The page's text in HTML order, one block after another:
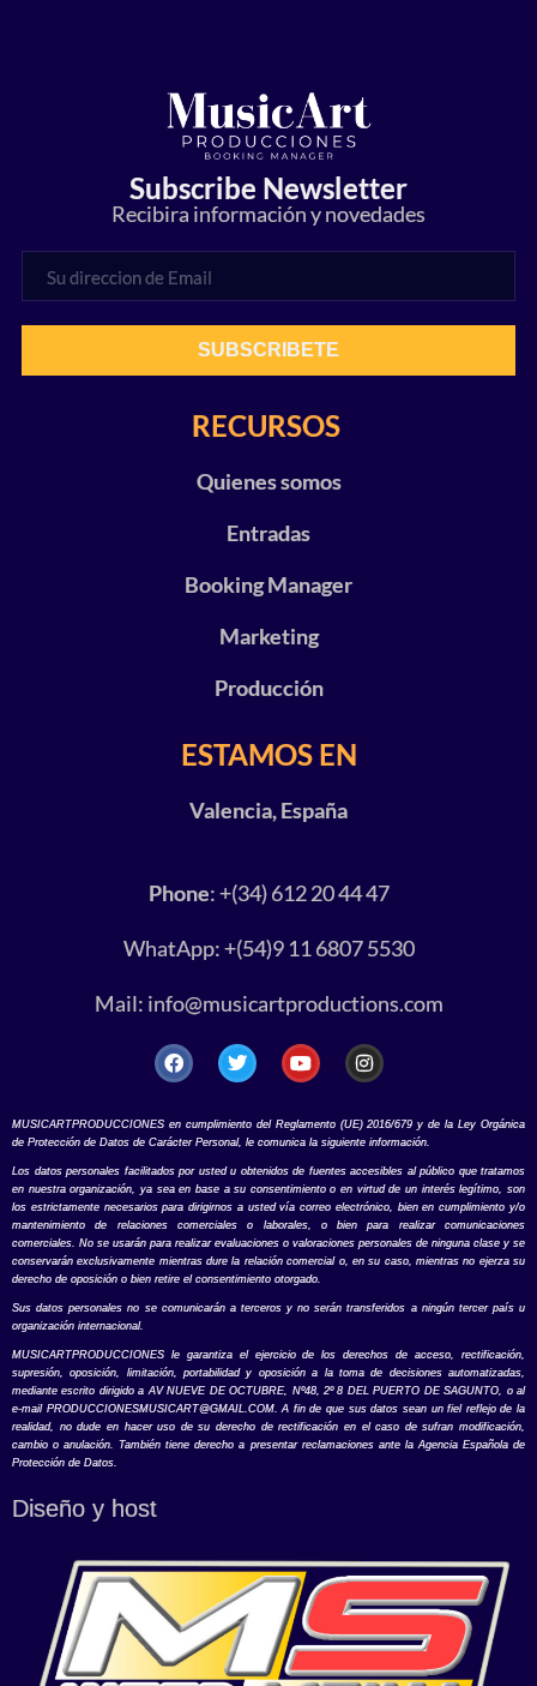
Subscribe Newsletter
Recibira información y novedades
SUBSCRIBETE
RECURSOS
Quienes somos
Entradas
Booking Manager
Marketing
Producción
ESTAMOS EN
Valencia, España
Phone: +(34) 612 20 44 47
WhatApp: +(54)9 11 6807 5530
Mail: info@musicartproductions.com
MUSICARTPRODUCCIONES en cumplimiento del Reglamento (UE) 2016/679 y de la Ley Orgánica
de Protección de Datos de Carácter Personal, le comunica la siguiente información.
Los datos personales facilitados por usted u obtenidos de fuentes accesibles al público que tratamos
en nuestra organización, ya sea en base a su consentimiento o en virtud de un interés legítimo, son
los estrictamente necesarios para dirigirnos a usted vía correo electrónico, bien en cumplimiento y/o
mantenimiento de relaciones comerciales o laborales, o bien para realizar comunicaciones
comerciales. No se usarán para realizar evaluaciones o valoraciones personales de ninguna clase y se
conservarán exclusivamente mientras dure la relación comercial o, en su caso, mientras no ejerza su
derecho de oposición o bien retire el consentimiento otorgado.
Sus datos personales no se comunicarán a terceros y no serán transferidos a ningún tercer país u
organización internacional.
MUSICARTPRODUCCIONES le garantiza el ejercicio de los derechos de acceso, rectificación,
supresión, oposición, limitación, portabilidad y oposición a la toma de decisiones automatizadas,
mediante escrito dirigido a AV NUEVE DE OCTUBRE, Nº48, 2º 8 DEL PUERTO DE SAGUNTO, o al
e-mail PRODUCCIONESMUSICART@GMAIL.COM. A fin de que sus datos sean un fiel reflejo de la
realidad, no dude en hacer uso de su derecho de rectificación en el caso de sufran modificación,
cambio o anulación. También tiene derecho a presentar reclamaciones ante la Agencia Española de
Protección de Datos.
Diseño y host